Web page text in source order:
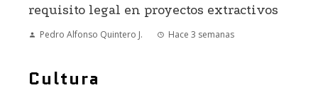
requisito legal en proyectos extractivos
Pedro Alfonso Quintero J. Hace 3 semanas
Cultura